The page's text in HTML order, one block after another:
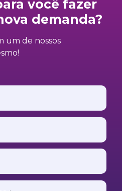
você fazer
demanda?
um de nossos